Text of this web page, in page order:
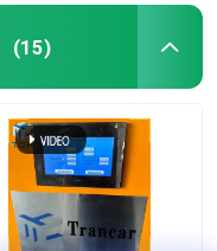
(15)